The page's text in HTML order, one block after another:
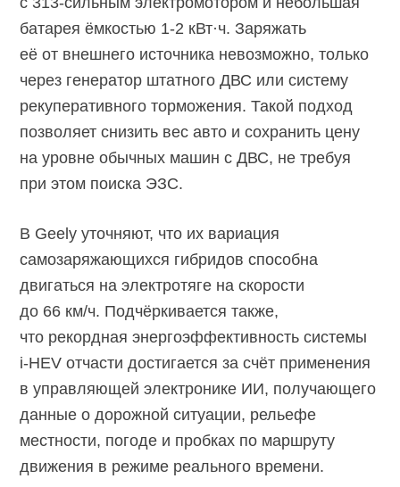
батарея ёмкостью 1-2 кВт·ч. Заряжать
её от внешнего источника невозможно, только
через генератор штатного ДВС или систему
рекуперативного торможения. Такой подход
позволяет снизить вес авто и сохранить цену
на уровне обычных машин с ДВС, не требуя
при этом поиска ЭЗС.
В Geely уточняют, что их вариация
самозаряжающихся гибридов способна
двигаться на электротяге на скорости
до 66 км/ч. Подчёркивается также,
что рекордная энергоэффективность системы
i-HEV отчасти достигается за счёт применения
в управляющей электронике ИИ, получающего
данные о дорожной ситуации, рельефе
местности, погоде и пробках по маршруту
движения в режиме реального времени.